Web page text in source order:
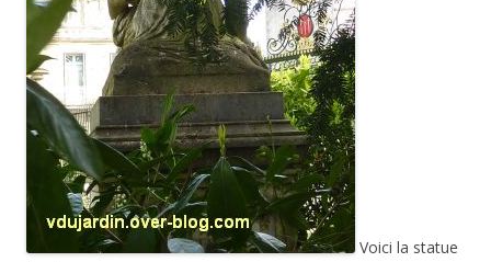
Voici la statue